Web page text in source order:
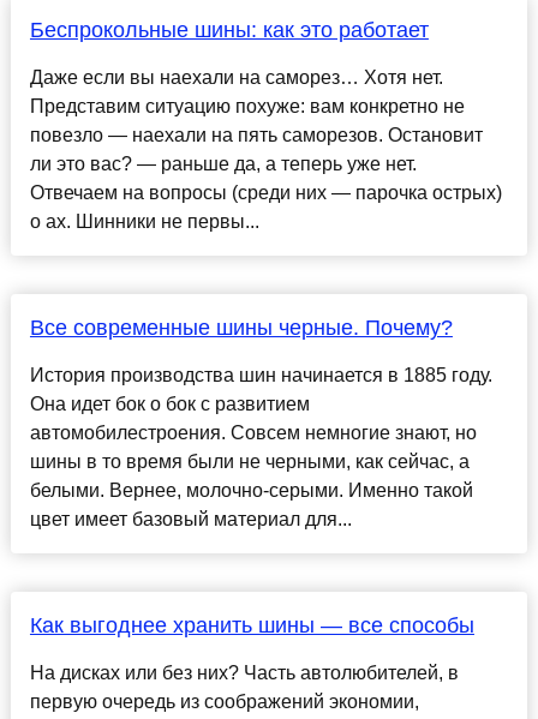
Беспрокольные шины: как это работает
Даже если вы наехали на саморез… Хотя нет.
Представим ситуацию похуже: вам конкретно не
повезло — наехали на пять саморезов. Остановит
ли это вас? — раньше да, а теперь уже нет.
Отвечаем на вопросы (среди них — парочка острых)
о ах. Шинники не первы...
Все современные шины черные. Почему?
История производства шин начинается в 1885 году.
Она идет бок о бок с развитием
автомобилестроения. Совсем немногие знают, но
шины в то время были не черными, как сейчас, а
белыми. Вернее, молочно-серыми. Именно такой
цвет имеет базовый материал для...
Как выгоднее хранить шины — все способы
На дисках или без них? Часть автолюбителей, в
первую очередь из соображений экономии,